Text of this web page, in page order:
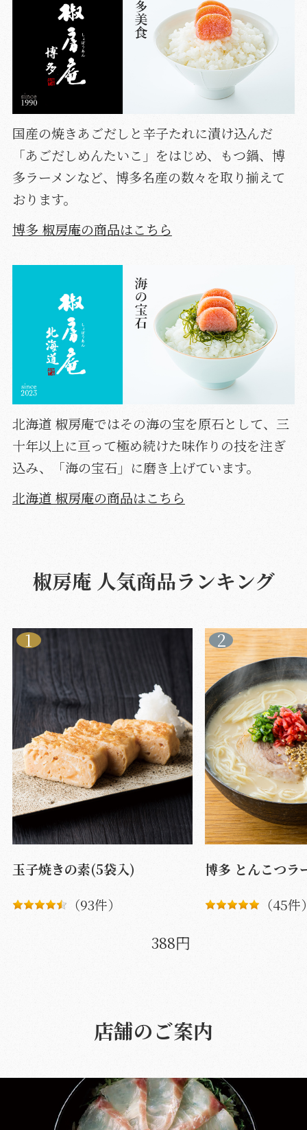
国産の焼きあごだしと辛子たれに漬け込んだ
「あごだしめんたいこ」をはじめ、もつ鍋、博
多ラーメンなど、博多名産の数々を取り揃えて
おります。
博多 椒房庵の商品はこちら
北海道 椒房庵ではその海の宝を原石として、三
十年以上に亘って極め続けた味作りの技を注ぎ
込み、「海の宝石」に磨き上げています。
北海道 椒房庵の商品はこちら
椒房庵 人気商品ランキング
玉子焼きの素(5袋入)
（93件）
388円
博多 とんこつラ
（45件
店舗のご案内